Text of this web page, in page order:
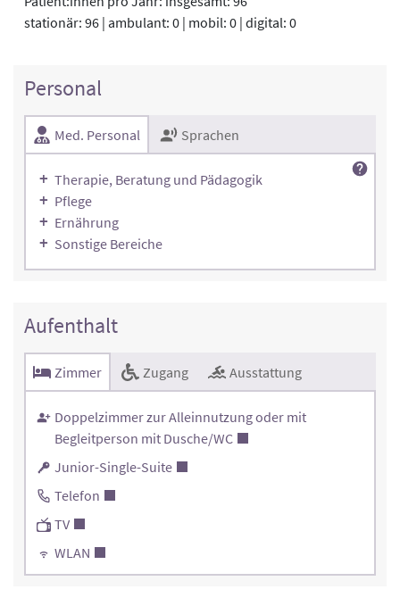
stationär: 96 | ambulant: 0 | mobil: 0 | digital: 0
Personal
Med. Personal Sprachen
Therapie, Beratung und Pädagogik
Pflege
Ernährung
Sonstige Bereiche
Aufenthalt
Zimmer Zugang Ausstattung
Doppelzimmer zur Alleinnutzung oder mit
Begleitperson mit Dusche/WC
Junior-Single-Suite
Telefon
TV
WLAN